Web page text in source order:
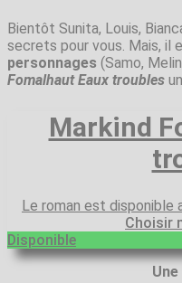
Bientôt Sunita, Louis,
secrets pour vous. Mais, il
personnages (Samo,
Fomalhaut Eaux troubles
Markind
Le roman est disponible
Choisir
Disponible